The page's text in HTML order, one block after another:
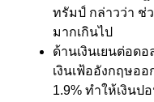
ทรัมป์ กล่าวว่า ช่
มากเกินไป
ด้านเงินเยนต่อด
เงินเฟ้ออังกฤษอ
1.9% ทำให้เงินป